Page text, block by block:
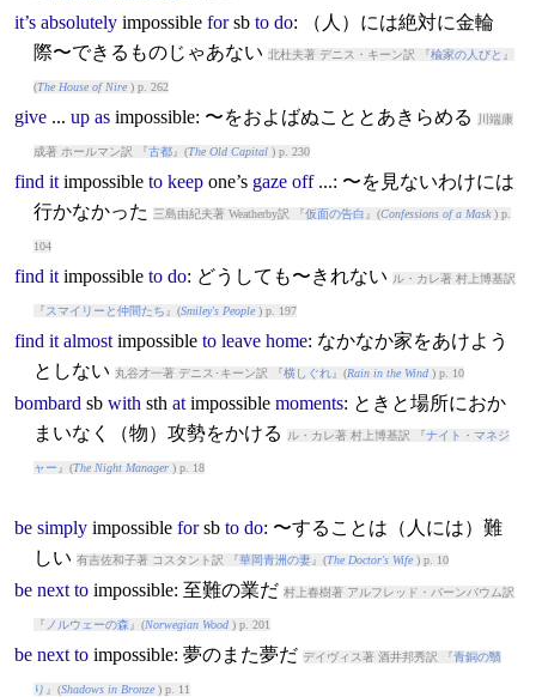
it’s absolutely impossible forsb to do: （人）には絶対に金輪
際〜できるものじゃあない 北杜夫著 デニス・キーン訳 『楡家の人びと 』
(The House of Nire) p. 262
give... up as impossible: 〜をおよばぬこととあきらめる 川端康
成著 ホールマン訳 『古都』(The Old Capital) p. 230
find it impossible to keepone’s gaze off...: 〜を見ないわけには
行かなかった
三島由紀夫著 Weatherby訳 『仮面の告白 』(Confessions of a Mask) p.
104
find it impossible to do: どうしても〜きれない ル・カレ著 村上博基訳
『スマイリーと仲間たち 』(Smiley's People) p. 197
find it almost impossible to leave home: なかなか家をあけよう
としない 丸谷才一著 デニス･キーン訳 『横しぐれ 』(Rain in the Wind) p. 10
bombard sb with sth at impossible moments: ときと場所におか
まいなく（物）攻勢をかける
ル・カレ著 村上博基訳 『ナイト・マネジ
ャー 』(The Night Manager) p. 18
be simply impossible forsb to do: 〜することは（人には）難
しい 有吉佐和子著 コスタント訳 『華岡青洲の妻』(The Doctor's Wife) p. 10
be next to impossible: 至難の業だ 村上春樹著 アルフレッド・バーンバウム訳
『 ノルウェーの森 』(Norwegian Wood) p. 201
be next to impossible: 夢のまた夢だ デイヴィス著 酒井邦秀訳 『青銅の翳
り 』(Shadows in Bronze) p. 11